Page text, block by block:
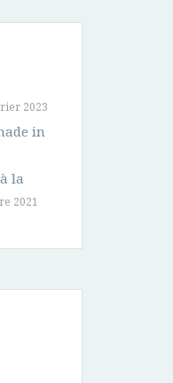
2023
in
la
2021